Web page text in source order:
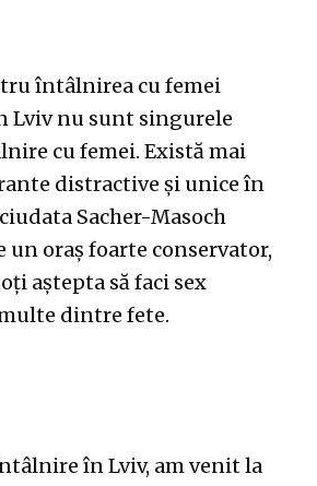
întâlnirea cu femei
Lviv nu sunt singurele
cu femei. Există mai
distractive și unice în
Sacher-Masoch
un oraș foarte conservator,
aștepta să faci sex
dintre fete.
în Lviv, am venit la